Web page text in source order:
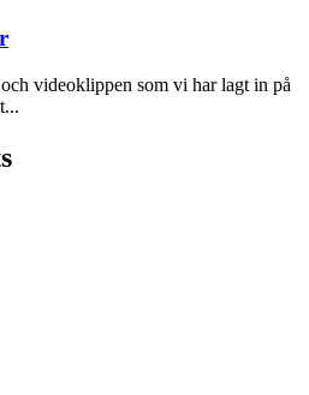
videoklippen som vi har lagt in på